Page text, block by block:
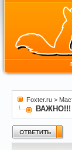
Foxter.ru >
ВАЖНО!!!